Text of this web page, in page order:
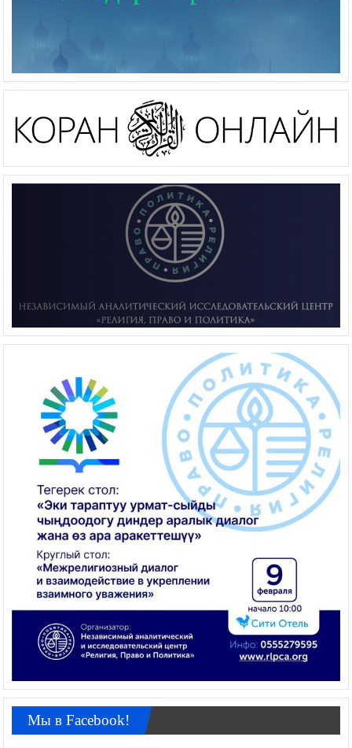
Мы в Facebook!